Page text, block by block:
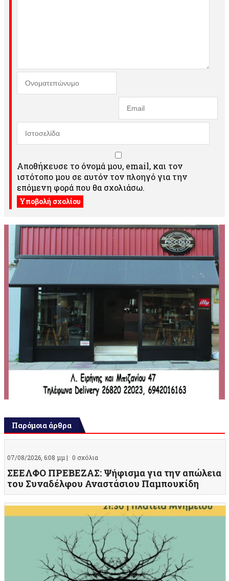
Αποθήκευσε το όνομά μου, email, και τον
ιστότοπο μου σε αυτόν τον πλοηγό για την
επόμενη φορά που θα σχολιάσω.
Παρόμοια άρθρα
07/08/2026, 6:08 μμ | 0 σχόλια
ΣΕΕΛΦΟ ΠΡΕΒΕΖΑΣ: Ψήφισμα για την απώλεια
του Συναδέλφου Αναστάσιου Παμπουκίδη